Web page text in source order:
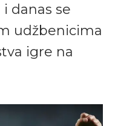
danas se
udžbenicima
igre na